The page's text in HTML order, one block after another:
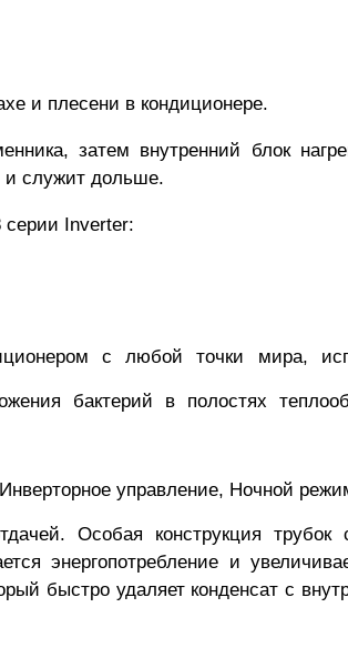
и плесени в кондиционере.
затем внутренний блок
и служит дольше.
серии Inverter:
с любой точки мира,
бактерий в полостях
управление, Ночной
Особая конструкция трубок
энергопотребление и
быстро удаляет конденсат с